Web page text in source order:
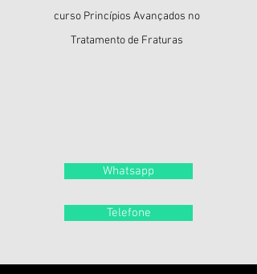
curso Princípios Avançados no
Tratamento de Fraturas
Whatsapp
Telefone